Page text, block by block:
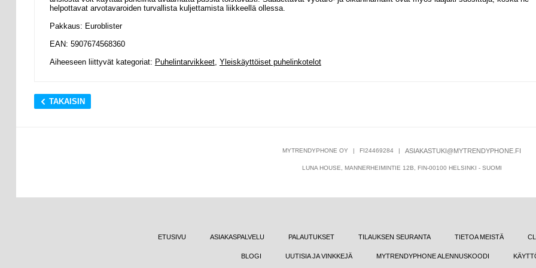
helpottavat arvotavaroiden turvallista kuljettamista liikkeellä ollessa.
Pakkaus: Euroblister
EAN: 5907674568360
Aiheeseen liittyvät kategoriat: Puhelintarvikkeet, Yleiskäyttöiset puhelinkotelot
TAKAISIN
MYTRENDYPHONE OY | FI24469284 | ASIAKASTUKI@MYTRENDYPHONE.FI
LUNA HOUSE, MANNERHEIMINTIE 12B, FIN-00100 HELSINKI - SUOMI
ETUSIVU ASIAKASPALVELU PALAUTUKSET TILAUKSEN SEURANTA TIETOA MEISTÄ
BLOGI UUTISIA JA VINKKEJÄ MYTRENDYPHONE ALENNUSKOODI